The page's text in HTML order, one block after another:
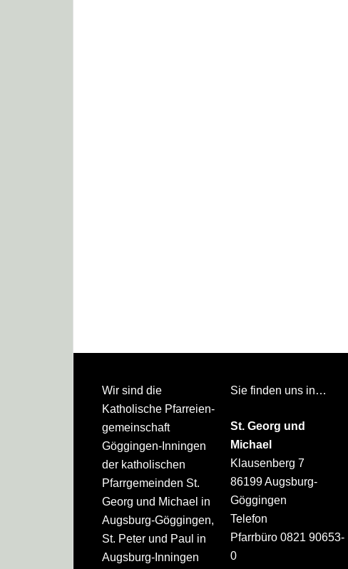
Footer
Wir sind die
Katholische Pfarreien­
gemeinschaft
Göggingen-Inningen
der katholischen
Pfarrgemeinden St.
Georg und Michael in
Augsburg-Göggingen,
St. Peter und Paul in
Augsburg-Inningen
Sie finden uns in…
St. Georg und
Michael
Klausenberg 7
86199 Augsburg-
Göggingen
Telefon
Pfarrbüro 0821 90653-
0